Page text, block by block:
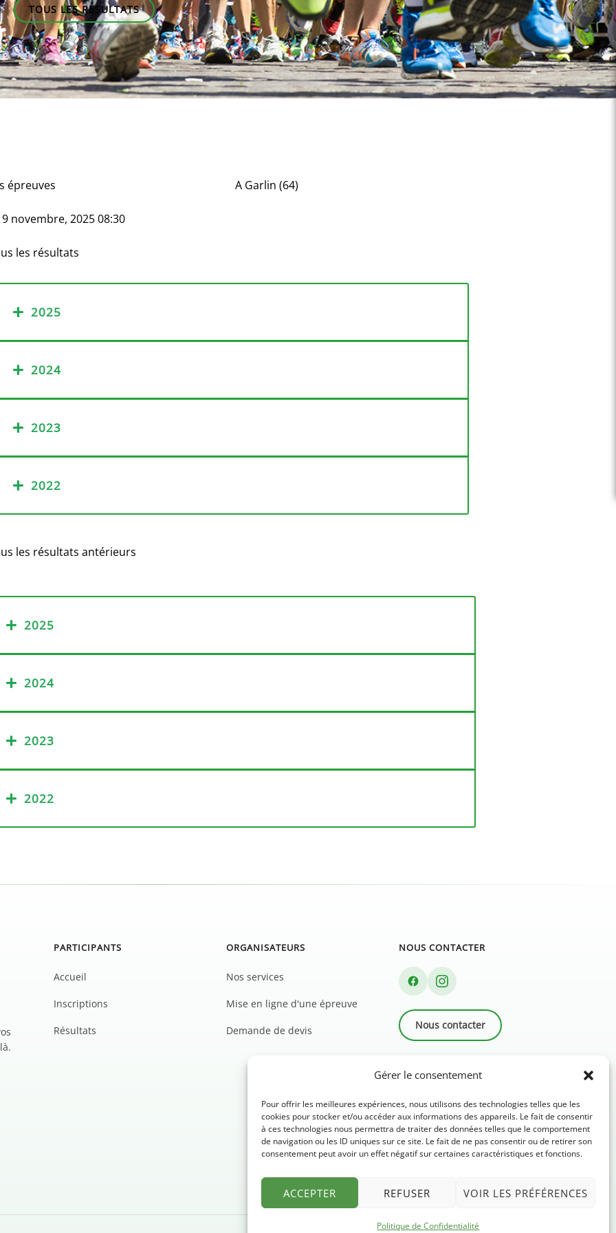
Gérer le consentement
Pour offrir les meilleures expériences, nous utilisons des technologies telles que les
cookies pour stocker et/ou accéder aux informations des appareils. Le fait de consentir
à ces technologies nous permettra de traiter des données telles que le comportement
de navigation ou les ID uniques sur ce site. Le fait de ne pas consentir ou de retirer son
consentement peut avoir un effet négatif sur certaines caractéristiques et fonctions.
ACCEPTER REFUSER VOIR LES PRÉFÉRENCES
Politique de Confidentialité
TOUS LES RESULTATS
épreuves
9 novembre, 2025 08:30
A Garlin (64)
les résultats
2025
2024
2023
2022
les résultats antérieurs
2025
2024
2023
2022
PARTICIPANTS
Accueil
Inscriptions
Résultats
ORGANISATEURS
Nos services
Mise en ligne d'une épreuve
Demande de devis
NOUS CONTACTER
Nous contacter